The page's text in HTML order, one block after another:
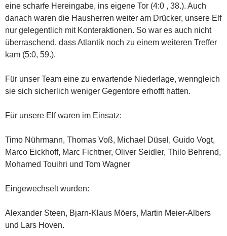
eine scharfe Hereingabe, ins eigene Tor (4:0 , 38.). Auch
danach waren die Hausherren weiter am Drücker, unsere Elf
nur gelegentlich mit Konteraktionen. So war es auch nicht
überraschend, dass Atlantik noch zu einem weiteren Treffer
kam (5:0, 59.).
Für unser Team eine zu erwartende Niederlage, wenngleich
sie sich sicherlich weniger Gegentore erhofft hatten.
Für unsere Elf waren im Einsatz:
Timo Nührmann, Thomas Voß, Michael Düsel, Guido Vogt,
Marco Eickhoff, Marc Fichtner, Oliver Seidler, Thilo Behrend,
Mohamed Touihri und Tom Wagner
Eingewechselt wurden:
Alexander Steen, Bjarn-Klaus Möers, Martin Meier-Albers
und Lars Hoven.